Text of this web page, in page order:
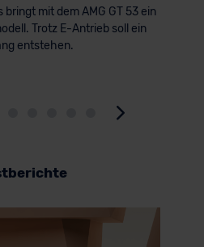
bringt mit dem AMG GT 53 ein
Trotz E-Antrieb soll ein
entstehen.